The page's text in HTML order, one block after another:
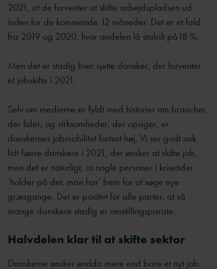
2021, at de forventer at skifte arbejdspladsen ud
inden for de kommende 12 måneder. Det er et fald
fra 2019 og 2020, hvor andelen lå stabilt på18 %.
Men det er stadig hver sjette dansker, der forventer
et jobskifte i 2021.
Selv om medierne er fyldt med historier om brancher,
der lider, og virksomheder, der opsiger, er
danskernes jobmobilitet fortsat høj. Vi ser godt nok
lidt færre danskere i 2021, der ønsker at skifte job,
men det er naturligt, at nogle personer i krisetider
’holder på det, man har’ frem for at søge nye
græsgange. Det er positivt for alle parter, at så
mange danskere stadig er omstillingsparate.
Halvdelen klar til at skifte sektor
Danskerne ønsker endda mere end bare et nyt job.